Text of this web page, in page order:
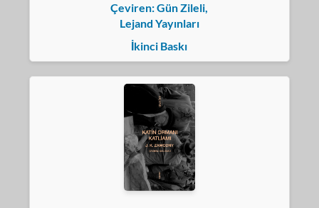
Çeviren: Gün Zileli,
Lejand Yayınları
İkinci Baskı